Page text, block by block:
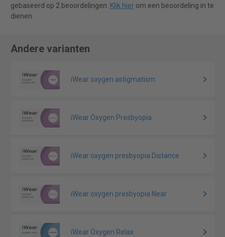
gebaseerd op 2 beoordelingen. Klik hierom een beoordeling in te
dienen.
Andere varianten
iWear oxygen astigmatism
iWear Oxygen Presbyopia
iWear oxygen presbyopia Distance
iWear oxygen presbyopia Near
iWear Oxygen Relax